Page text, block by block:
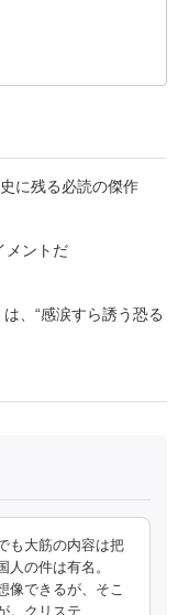
に残る必読の傑作
メントだ
、“感涙すら誘う恐る
も大筋の内容は把
の件は有名。
像できるが、そこ
。クリステ